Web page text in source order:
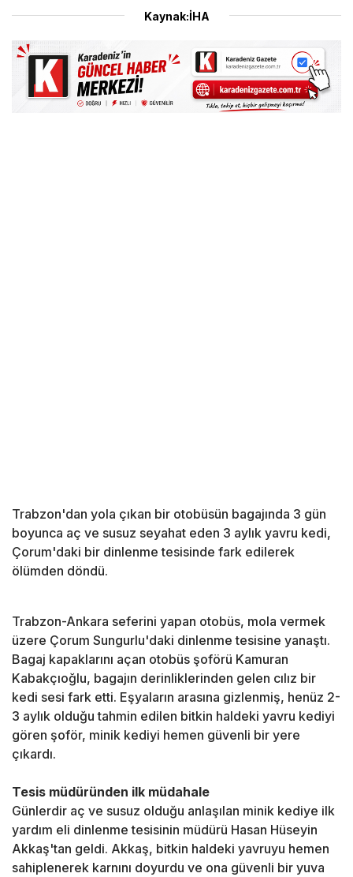
Kaynak:İHA
Trabzon'dan yola çıkan bir otobüsün bagajında 3 gün
boyunca aç ve susuz seyahat eden 3 aylık yavru kedi,
Çorum'daki bir dinlenme tesisinde fark edilerek
ölümden döndü.
Trabzon-Ankara seferini yapan otobüs, mola vermek
üzere Çorum Sungurlu'daki dinlenme tesisine yanaştı.
Bagaj kapaklarını açan otobüs şoförü Kamuran
Kabakçıoğlu, bagajın derinliklerinden gelen cılız bir
kedi sesi fark etti. Eşyaların arasına gizlenmiş, henüz 2-
3 aylık olduğu tahmin edilen bitkin haldeki yavru kediyi
gören şoför, minik kediyi hemen güvenli bir yere
çıkardı.
Tesis müdüründen ilk müdahale
Günlerdir aç ve susuz olduğu anlaşılan minik kediye ilk
yardım eli dinlenme tesisinin müdürü Hasan Hüseyin
Akkaş'tan geldi. Akkaş, bitkin haldeki yavruyu hemen
sahiplenerek karnını doyurdu ve ona güvenli bir yuva